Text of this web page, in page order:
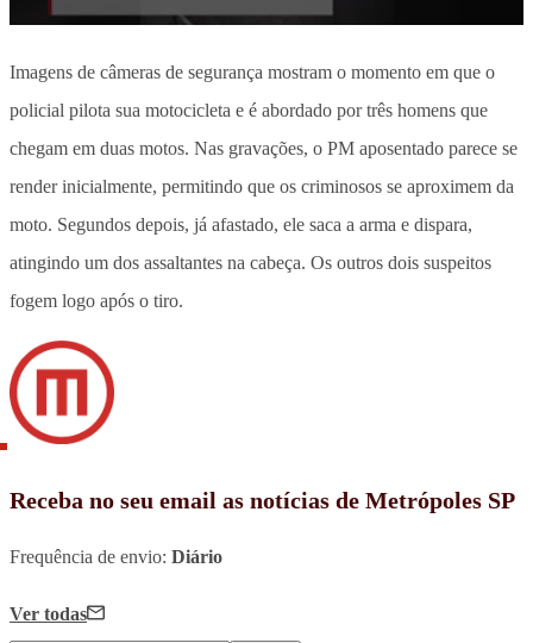
Imagens de câmeras de segurança mostram o momento em que o
policial pilota sua motocicleta e é abordado por três homens que
chegam em duas motos. Nas gravações, o PM aposentado parece se
render inicialmente, permitindo que os criminosos se aproximem da
moto. Segundos depois, já afastado, ele saca a arma e dispara,
atingindo um dos assaltantes na cabeça. Os outros dois suspeitos
fogem logo após o tiro.
Receba no seu email as notícias de Metrópoles SP
Frequência de envio: Diário
Ver todas